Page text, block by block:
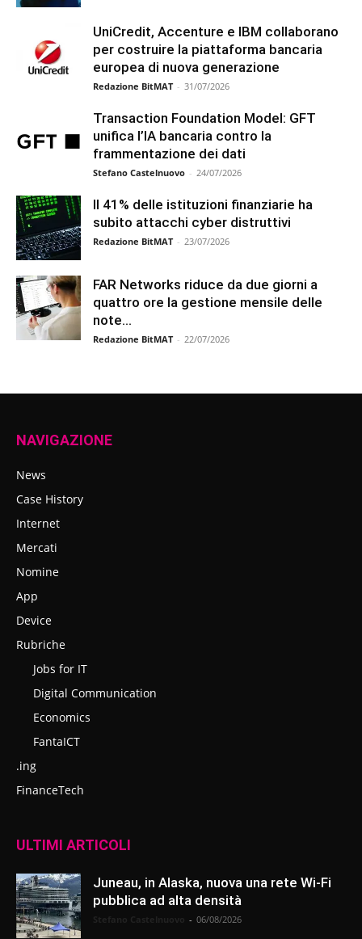
UniCredit, Accenture e IBM collaborano
per costruire la piattaforma bancaria
europea di nuova generazione
Redazione BitMAT - 31/07/2026
Transaction Foundation Model: GFT
unifica l’IA bancaria contro la
frammentazione dei dati
Stefano Castelnuovo - 24/07/2026
Il 41% delle istituzioni finanziarie ha
subito attacchi cyber distruttivi
Redazione BitMAT - 23/07/2026
FAR Networks riduce da due giorni a
quattro ore la gestione mensile delle
note...
Redazione BitMAT - 22/07/2026
NAVIGAZIONE
News
Case History
Internet
Mercati
Nomine
App
Device
Rubriche
Jobs for IT
Digital Communication
Economics
FantaICT
.ing
FinanceTech
ULTIMI ARTICOLI
Juneau, in Alaska, nuova una rete Wi-Fi
pubblica ad alta densità
- 06/08/2026